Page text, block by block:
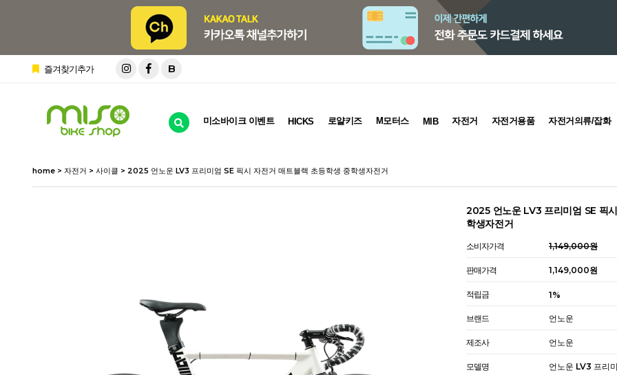
즐겨찾기추가 B
미소바이크 이벤트 HICKS 로얄키즈 M모터스 MIB 자전거 자전거용품 자전거의류/잡화
home > 자전거 > 사이클 > 2025 언노운 LV3 프리미엄 SE 픽시 자전거 매트블랙 초등학생 중학생자전거
2025 언노운 LV3 프리미엄 SE 픽
학생자전거
소비자가격 1,149,000원
판매가격 1,149,000원
적립금 1%
브랜드 언노운
제조사 언노운
모델명 언노운 LV3 프리